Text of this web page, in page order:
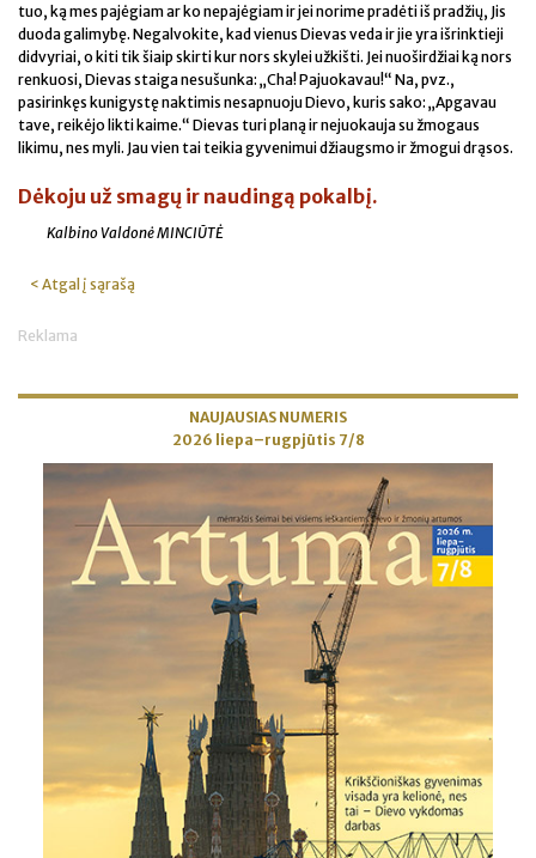
tuo, ką mes pajėgiam ar ko nepajėgiam ir jei norime pradėti iš pradžių, Jis
duoda galimybę. Negalvokite, kad vienus Dievas veda ir jie yra išrinktieji
didvyriai, o kiti tik šiaip skirti kur nors skylei užkišti. Jei nuoširdžiai ką nors
renkuosi, Dievas staiga nesušunka: „Cha! Pajuokavau!“ Na, pvz.,
pasirinkęs kunigystę naktimis nesapnuoju Dievo, kuris sako: „Apgavau
tave, reikėjo likti kaime.“ Dievas turi planą ir nejuokauja su žmogaus
likimu, nes myli. Jau vien tai teikia gyvenimui džiaugsmo ir žmogui drąsos.
Dėkoju už smagų ir naudingą pokalbį.
Kalbino Valdonė MINCIŪTĖ
< Atgal į sąrašą
Reklama
NAUJAUSIAS NUMERIS
2026 liepa–rugpjūtis 7/8